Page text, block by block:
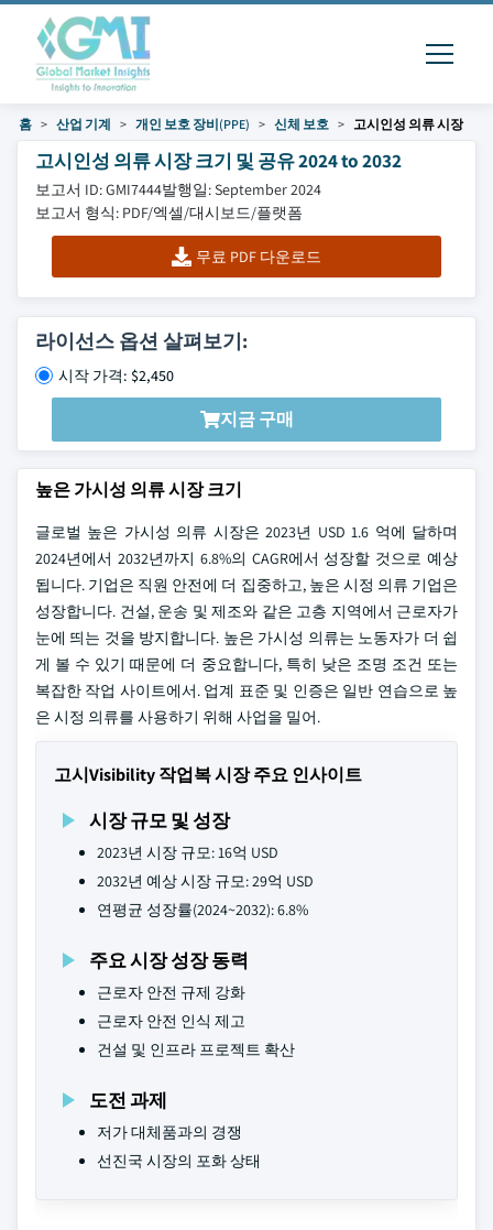
홈 산업 기계 개인 보호 장비(PPE) 신체 보호 고시인성 의류 시장
고시인성 의류 시장 크기 및 공유 2024 to 2032
보고서 ID: GMI7444발행일: September 2024
보고서 형식: PDF/엑셀/대시보드/플랫폼
무료 PDF 다운로드
라이선스 옵션 살펴보기:
시작 가격: $2,450
지금 구매
높은 가시성 의류 시장 크기
글로벌 높은 가시성 의류 시장은 2023년 USD 1.6 억에 달하며
2024년에서 2032년까지 6.8%의 CAGR에서 성장할 것으로 예상
됩니다. 기업은 직원 안전에 더 집중하고, 높은 시정 의류 기업은
성장합니다. 건설, 운송 및 제조와 같은 고층 지역에서 근로자가
눈에 띄는 것을 방지합니다. 높은 가시성 의류는 노동자가 더 쉽
게 볼 수 있기 때문에 더 중요합니다, 특히 낮은 조명 조건 또는
복잡한 작업 사이트에서. 업계 표준 및 인증은 일반 연습으로 높
은 시정 의류를 사용하기 위해 사업을 밀어.
고시Visibility 작업복 시장 주요 인사이트
시장 규모 및 성장
2023년 시장 규모: 16억 USD
2032년 예상 시장 규모: 29억 USD
연평균 성장률(2024~2032): 6.8%
주요 시장 성장 동력
근로자 안전 규제 강화
근로자 안전 인식 제고
건설 및 인프라 프로젝트 확산
도전 과제
저가 대체품과의 경쟁
선진국 시장의 포화 상태